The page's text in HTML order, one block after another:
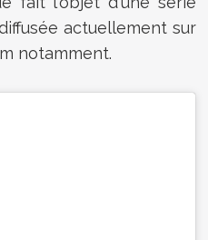
actuellement sur
notamment.